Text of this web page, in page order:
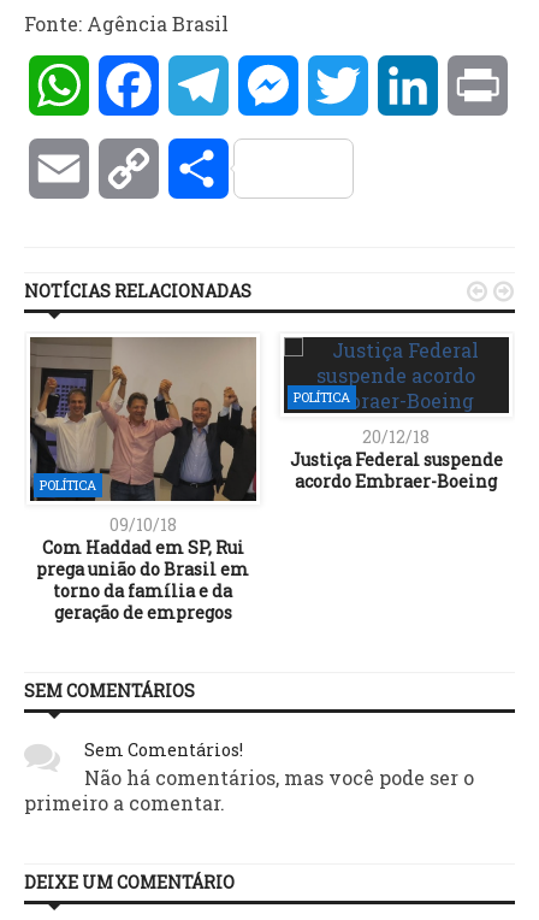
Fonte: Agência Brasil
WhatsAppFacebookTelegramMessengerTwitter LinkedIn
Email Copy Compartilhar
NOTÍCIAS RELACIONADAS
POLÍTICA
09/10/18
Com Haddad em SP, Rui
prega união do Brasil em
torno da família e da
geração de empregos
POLÍTICA
20/12/18
Justiça Federal suspende
acordo Embraer-Boeing
 
SEM COMENTÁRIOS
Sem Comentários!
Não há comentários, mas você pode ser o
primeiro a comentar.
DEIXE UM COMENTÁRIO